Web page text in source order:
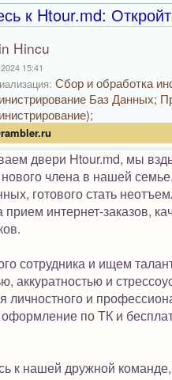
к Htour.md:
Hincu
15:41
Сбор и обработка
Баз Данных;
двери Htour.md, мы
нового члена в нашей
готового стать
прием интернет-заказов,
сотрудника и ищем
аккуратностью и
личностного и
оформление по ТК и
к нашей дружной